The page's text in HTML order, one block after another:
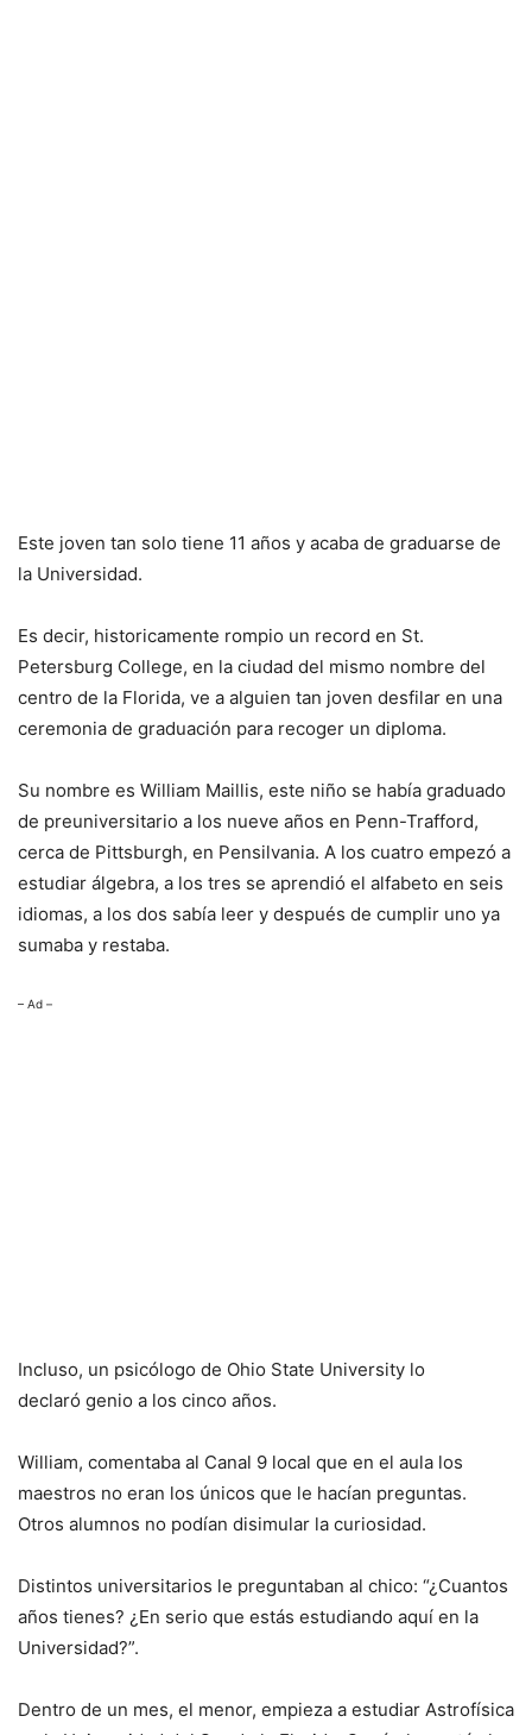
Este joven tan solo tiene 11 años y acaba de graduarse de
la Universidad.
Es decir, historicamente rompio un record en St.
Petersburg College, en la ciudad del mismo nombre del
centro de la Florida, ve a alguien tan joven desfilar en una
ceremonia de graduación para recoger un diploma.
Su nombre es William Maillis, este niño se había graduado
de preuniversitario a los nueve años en Penn-Trafford,
cerca de Pittsburgh, en Pensilvania. A los cuatro empezó a
estudiar álgebra, a los tres se aprendió el alfabeto en seis
idiomas, a los dos sabía leer y después de cumplir uno ya
sumaba y restaba.
– Ad –
Incluso, un psicólogo de Ohio State University lo
declaró genio a los cinco años.
William, comentaba al Canal 9 local que en el aula los
maestros no eran los únicos que le hacían preguntas.
Otros alumnos no podían disimular la curiosidad.
Distintos universitarios le preguntaban al chico: “¿Cuantos
años tienes? ¿En serio que estás estudiando aquí en la
Universidad?”.
Dentro de un mes, el menor, empieza a estudiar Astrofísica